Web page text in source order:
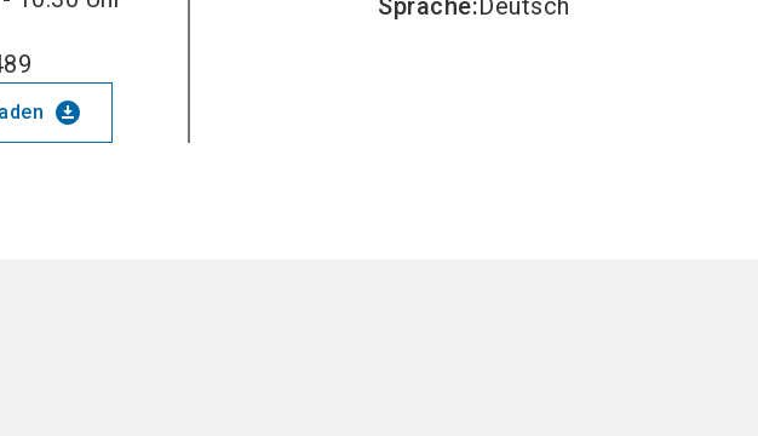
download_for_offline
Sprache:Deutsch